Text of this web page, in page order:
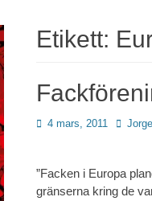
Etikett:
Publicerad
4 mars, 2011 Jorge
”Facken i Europa
gränserna kring de